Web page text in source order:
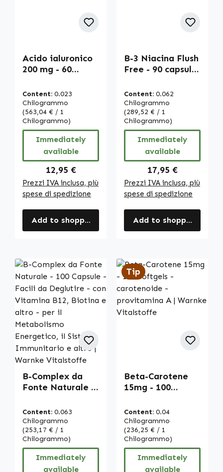
Acido ialuronico
200 mg - 60
deglutire -
vegano | Warnke
Vitalstoffe
Content: 0.023
Chilogrammo
(563,04 € / 1
Chilogrammo)
Immediately
available
Regular price:
12,95 €
Prezzi IVA inclusa, più
spese di spedizione
Add to shopping cart
B-3 Niacina Flush
Free - 90 capsule
deglutire - per
pelle, sistema
nervoso e altro |
Warnke
Vitalstoffe
Content: 0.062
Chilogrammo
(289,52 € / 1
Chilogrammo)
Immediately
available
Regular price:
17,95 €
Prezzi IVA inclusa, più
spese di spedizione
Add to shopping cart
B-Complex da
Fonte Naturale -
Facili da
Deglutire - con
Vitamina B12,
Biotina e altro -
per il
Metabolismo
Content: 0.063
Chilogrammo
(253,17 € / 1
Chilogrammo)
Immediately
available
Tip
Beta-Carotene
15mg - 100
carotenoide -
provitamina A |
Warnke
Vitalstoffe
Content: 0.04
Chilogrammo
(236,25 € / 1
Chilogrammo)
Immediately
available